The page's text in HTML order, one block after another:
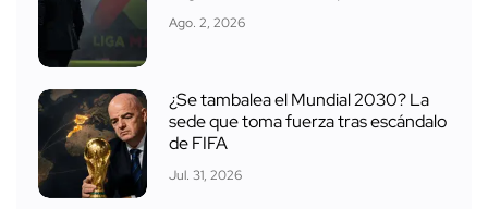
Ago. 2, 2026
¿Se tambalea el Mundial 2030? La
sede que toma fuerza tras escándalo
de FIFA
Jul. 31, 2026